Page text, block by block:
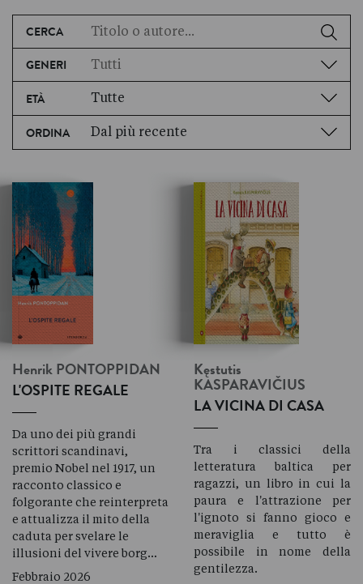
CERCA
GENERI
ETÀ Tutte
ORDINA Dal più recente
Henrik PONTOPPIDAN
L'OSPITE REGALE
Da uno dei più grandi
scrittori scandinavi,
premio Nobel nel 1917, un
racconto classico e
folgorante che reinterpreta
e attualizza il mito della
caduta per svelare le
illusioni del vivere borg…
Febbraio 2026
Kęstutis
KASPARAVIČIUS
LA VICINA DI CASA
Tra i classici della
letteratura baltica per
ragazzi, un libro in cui la
paura e l'attrazione per
l'ignoto si fanno gioco e
meraviglia e tutto è
possibile in nome della
gentilezza.